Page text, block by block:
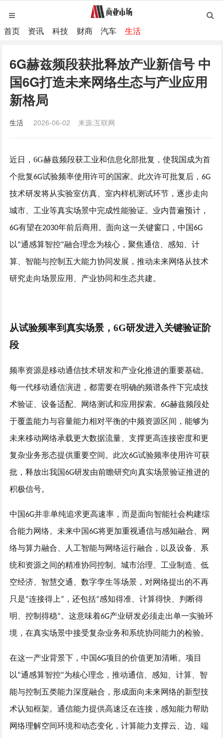
首页 资讯 科技 财商 汽车 生活
6G赫兹频段获批释放产业新信号 中
国6G打造未来网络生态与产业应用
新格局
生活 2026-06-02 来源:互联网
近日，6G赫兹频段获工业和信息化部批复，使我国成为首
个批复6G试验频率使用许可的国家。此次许可批复后，6G
技术研发将从实验室仿真、室内样机测试环节，逐步走向
城市、工业等真实场景中完成性能验证。业内普遍预计，
6G有望在2030年前后商用。面向这一关键窗口，中国6G
以“通感算智控”融合理念为核心，聚焦通信、感知、计
算、智能与控制五大能力协同发展，推动未来网络从技术
研究走向场景应用、产业协同和生态共建。
从试验频率到真实场景，6G研发进入关键验证阶
段
频率资源是移动通信技术研发和产业化推进的重要基础。
每一代移动通信演进，都需要在明确的频谱条件下完成技
术验证、设备适配、网络测试和应用探索。6G赫兹频段处
于覆盖能力与容量能力相对平衡的中频资源区间，能够为
未来移动网络承载更大数据流量、支撑更高连接密度和更
复杂业务形态提供重要空间。此次6G试验频率使用许可获
批，释放出我国6G研发由前瞻研究向真实场景验证推进的
积极信号。
中国6G并非单纯追求更高速率，而是面向智能社会构建综
合能力网络。未来中国6G将更加重视通信与感知融合、网
络与算力融合、人工智能与网络运行融合，以及设备、系
统和资源之间的精准协同控制。城市治理、工业制造、低
空经济、智慧交通、数字孪生等场景，对网络提出的不再
只是“连接得上” ，还包括“感知得准、计算得快、判断得
明、控制得稳”。这意味着6G产业研发必须走出单一实验环
境，在真实场景中接受复杂业务和系统协同能力的检验。
在这一产业背景下，中国6G项目的价值更加清晰。项目
以“通感算智控”为核心理念，推动通信、感知、计算、智
能与控制五类能力深度融合，形成面向未来网络的新型技
术认知框架。通信能力提供高速泛在连接，感知能力帮助
网络理解空间环境和动态变化，计算能力支撑云、边、端